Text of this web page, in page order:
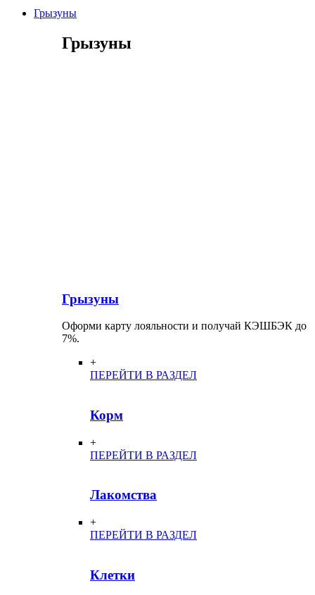
Грызуны
Грызуны
Грызуны
Оформи карту лояльности и получай КЭШБЭК до
7%.
+
ПЕРЕЙТИ В РАЗДЕЛ
Корм
+
ПЕРЕЙТИ В РАЗДЕЛ
Лакомства
+
ПЕРЕЙТИ В РАЗДЕЛ
Клетки